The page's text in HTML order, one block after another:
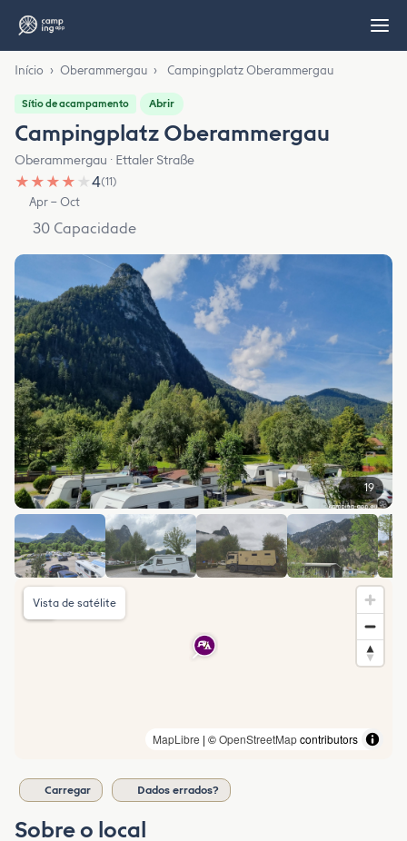
Início › Oberammergau › Campingplatz Oberammergau
Sítio de acampamento Abrir
Campingplatz Oberammergau
Oberammergau · Ettaler Straße
★ ★ ★ ★ ★4(11)
Apr – Oct
30 Capacidade
19
MapLibre | ©OpenStreetMapcontributors
Vista de satélite
Carregar Dados errados?
Sobre o local